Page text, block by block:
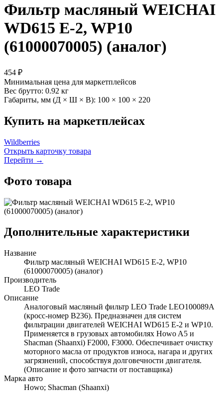
Фильтр масляный WEICHAI
WD615 E-2, WP10
(61000070005) (аналог)
454 ₽
Минимальная цена для маркетплейсов
Вес брутто: 0.92 кг
Габариты, мм (Д × Ш × В): 100 × 100 × 220
Купить на маркетплейсах
Wildberries
Открыть карточку товара
Перейти →
Фото товара
Дополнительные характеристики
Название
Фильтр масляный WEICHAI WD615 E-2, WP10
(61000070005) (аналог)
Производитель
LEO Trade
Описание
Аналоговый масляный фильтр LEO Trade LEO100089A
(кросс-номер B236). Предназначен для систем
фильтрации двигателей WEICHAI WD615 E-2 и WP10.
Применяется в грузовых автомобилях Howo A5 и
Shacman (Shaanxi) F2000, F3000. Обеспечивает очистку
моторного масла от продуктов износа, нагара и других
загрязнений, способствуя долговечности двигателя.
(Описание и фото запчасти от поставщика)
Марка авто
Howo; Shacman (Shaanxi)